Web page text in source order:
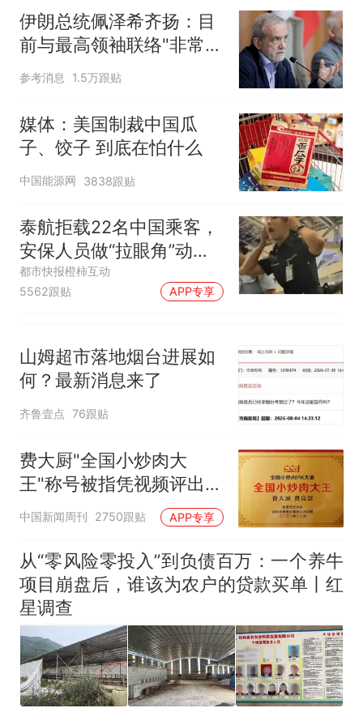
回大海 目击者直呼震惊 （视频
来源：参考消息）
笔试第一被第二名传话劝弃考
官方通报
那个在床头放菜刀的女孩，
人生
伊朗总统佩泽希齐扬：目
前与最高领袖联络"非常困
难"
参考消息 1.5万跟贴
媒体：美国制裁中国瓜
子、饺子 到底在怕什么
中国能源网 3838跟贴
泰航拒载22名中国乘客，
安保人员做“拉眼角”动
作，泰国机场最新回应：
拒绝登机决定由航司作
改签但没兑现
都市快报橙柿互动
5562跟贴
APP专享
山姆超市落地烟台进展如
何？最新消息来了
齐鲁壹点 76跟贴
费大厨"全国小炒肉大
王"称号被指凭视频评出
官方回应
中国新闻周刊 2750跟贴 APP专享
从“零风险零投入”到负债百万：一个养牛
项目崩盘后，谁该为农户的贷款买单丨红
星调查